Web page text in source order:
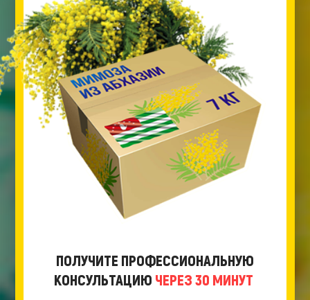
ПОЛУЧИТЕ ПРОФЕССИОНАЛЬНУЮ
КОНСУЛЬТАЦИЮ ЧЕРЕЗ 30 МИНУТ